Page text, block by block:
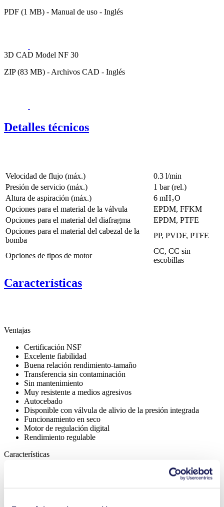
PDF (1 MB) - Manual de uso - Inglés
3D CAD Model NF 30
ZIP (83 MB) - Archivos CAD - Inglés
Detalles técnicos
Velocidad de flujo (máx.)
0.3 l/min
Presión de servicio (máx.)
1 bar (rel.)
Altura de aspiración (máx.)
6 mH₂O
Opciones para el material de la válvula
EPDM, FFKM
Opciones para el material del diafragma
EPDM, PTFE
Opciones para el material del cabezal de la
bomba
PP, PVDF, PTFE
Opciones de tipos de motor
CC, CC sin
escobillas
Características
Ventajas
Certificación NSF
Excelente fiabilidad
Buena relación rendimiento-tamaño
Transferencia sin contaminación
Sin mantenimiento
Muy resistente a medios agresivos
Autocebado
Disponible con válvula de alivio de la presión integrada
Funcionamiento en seco
Motor de regulación digital
Rendimiento regulable
Características